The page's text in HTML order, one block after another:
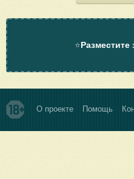
⭐Разместите
О проекте Помощь